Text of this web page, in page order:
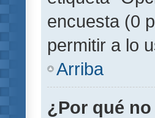
encuesta (0
permitir a lo
Arriba
¿Por qué